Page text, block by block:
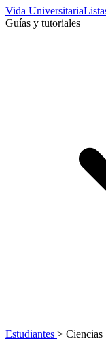
Vida Universitaria
Guías y tutoriales
Estudiantes > Ciencias